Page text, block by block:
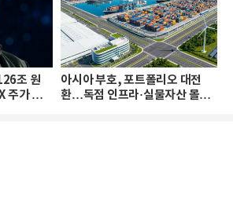
조 원
주가 하
아시아 부호, 포트폴리오 대전
환…독점 인프라·실물자산 몰린